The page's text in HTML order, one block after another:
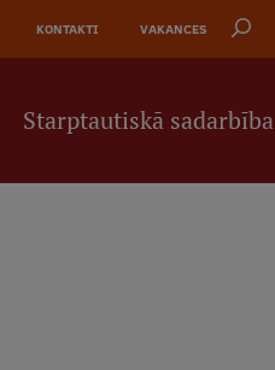
KONTAKTI VAKANCES
Starptautiskā sadarbība